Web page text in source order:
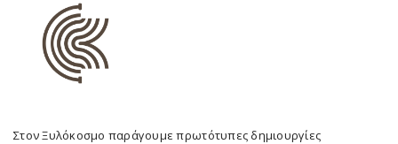
Στον Ξυλόκοσμο παράγουμε πρωτότυπες δημιουργίες